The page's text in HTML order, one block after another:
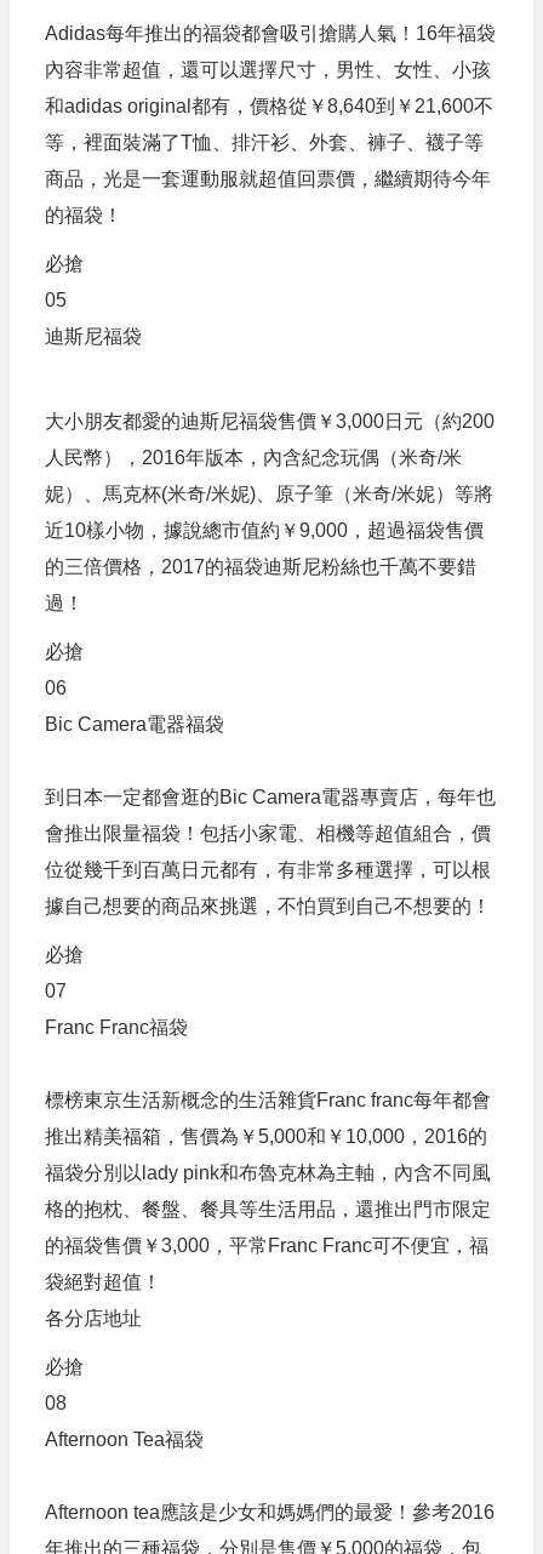
Adidas每年推出的福袋都會吸引搶購人氣！16年福袋
內容非常超值，還可以選擇尺寸，男性、女性、小孩
和adidas original都有，價格從￥8,640到￥21,600不
等，裡面裝滿了T恤、排汗衫、外套、褲子、襪子等
商品，光是一套運動服就超值回票價，繼續期待今年
的福袋！
必搶
05
迪斯尼福袋
大小朋友都愛的迪斯尼福袋售價￥3,000日元（約200
人民幣），2016年版本，內含紀念玩偶（米奇/米
妮）、馬克杯(米奇/米妮)、原子筆（米奇/米妮）等將
近10樣小物，據說總市值約￥9,000，超過福袋售價
的三倍價格，2017的福袋迪斯尼粉絲也千萬不要錯
過！
必搶
06
Bic Camera電器福袋
到日本一定都會逛的Bic Camera電器專賣店，每年也
會推出限量福袋！包括小家電、相機等超值組合，價
位從幾千到百萬日元都有，有非常多種選擇，可以根
據自己想要的商品來挑選，不怕買到自己不想要的！
必搶
07
Franc Franc福袋
標榜東京生活新概念的生活雜貨Franc franc每年都會
推出精美福箱，售價為￥5,000和￥10,000，2016的
福袋分別以lady pink和布魯克林為主軸，內含不同風
格的抱枕、餐盤、餐具等生活用品，還推出門市限定
的福袋售價￥3,000，平常Franc Franc可不便宜，福
袋絕對超值！
各分店地址
必搶
08
Afternoon Tea福袋
Afternoon tea應該是少女和媽媽們的最愛！參考2016
年推出的三種福袋，分別是售價￥5,000的福袋，包